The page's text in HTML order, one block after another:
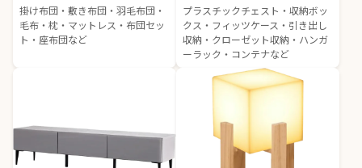
掛け布団・敷き布団・羽毛布団・
毛布・枕・マットレス・布団セッ
ト・座布団など
プラスチックチェスト・収納ボッ
クス・フィッツケース・引き出し
収納・クローゼット収納・ハンガ
ーラック・コンテナなど